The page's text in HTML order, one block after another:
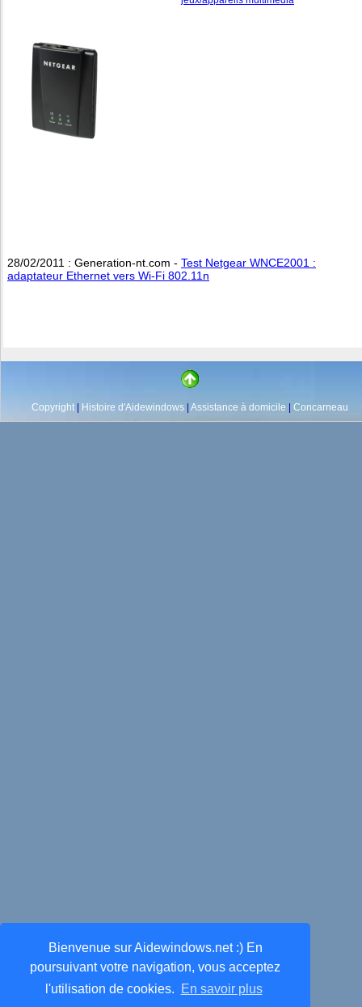
Bienvenue sur Aidewindows.net :) En
poursuivant votre navigation, vous acceptez
l'utilisation de cookies.
En savoir plus
28/02/2011 : Generation-nt.com - Test Netgear WNCE2001 :
adaptateur Ethernet vers Wi-Fi 802.11n
Copyright | Histoire d'Aidewindows | Assistance à domicile | Concarneau